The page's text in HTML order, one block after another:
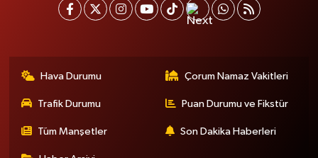
Hava Durumu Çorum Namaz Vakitleri
Trafik Durumu Puan Durumu ve Fikstür
Tüm Manşetler Son Dakika Haberleri